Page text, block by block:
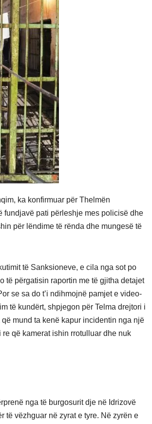
ka konfirmuar për Thelmën
fundjavë pati përleshje mes policisë dhe
për lëndime të rënda dhe mungesë të
të Sanksioneve, e cila nga sot po
të përgatisin raportin me të gjitha detajet
se sa do t’i ndihmojnë pamjet e video-
të kundërt, shpjegon për Telma drejtori i
mund ta kenë kapur incidentin nga një
re që kamerat ishin rrotulluar dhe nuk
nga të burgosurit dje në Idrizovë
të vëzhguar në zyrat e tyre. Në zyrën e